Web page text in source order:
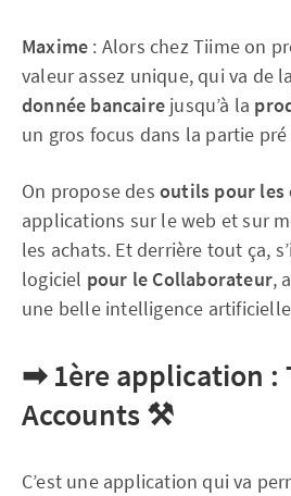
Maxime : Alors chez Tiime on
valeur assez unique, qui va de la
donnée bancaire jusqu’à la
un gros focus dans la partie
On propose des outils pour les
applications sur le web et sur
les achats. Et derrière tout ça,
logiciel pour le Collaborateur,
une belle intelligence
➡1ère application :
Accounts⚒
C’est une application qui va